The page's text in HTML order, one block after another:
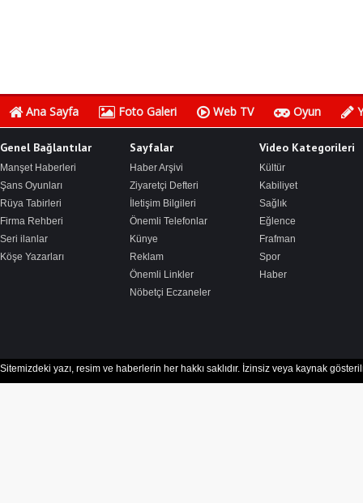
Ana Sayfa Foto Galeri Web TV Oyun
Genel Bağlantılar
Manşet Haberleri
Şans Oyunları
Rüya Tabirleri
Firma Rehberi
Seri ilanlar
Köşe Yazarları
Sayfalar
Haber Arşivi
Ziyaretçi Defteri
İletişim Bilgileri
Önemli Telefonlar
Künye
Reklam
Önemli Linkler
Nöbetçi Eczaneler
Video Kategorileri
Kültür
Kabiliyet
Sağlık
Eğlence
Frafman
Spor
Haber
Sitemizdeki yazı, resim ve haberlerin her hakkı saklıdır. İzinsiz veya kaynak